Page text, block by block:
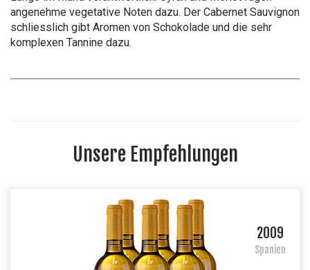
angenehme vegetative Noten dazu. Der Cabernet Sauvignon
schliesslich gibt Aromen von Schokolade und die sehr
komplexen Tannine dazu.
Unsere Empfehlungen
2009
Spanien